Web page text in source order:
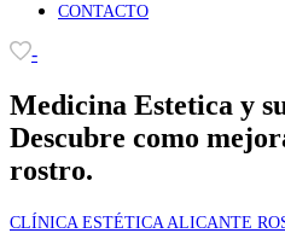
CONTACTO
-
Medicina Estetica y
Descubre como
rostro.
CLÍNICA ESTÉTICA ALICANTE